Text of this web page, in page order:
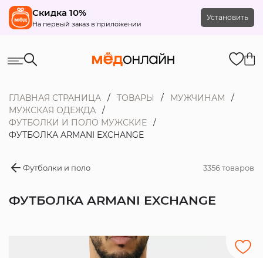
Скидка 10%
На первый заказ в приложении
Установить
ГЛАВНАЯ СТРАНИЦА ТОВАРЫ
МУЖЧИНАМ
МУЖСКАЯ ОДЕЖДА
ФУТБОЛКИ И ПОЛО МУЖСКИЕ
ФУТБОЛКА ARMANI EXCHANGE
Футболки и поло 3356 товаров
ФУТБОЛКА ARMANI EXCHANGE